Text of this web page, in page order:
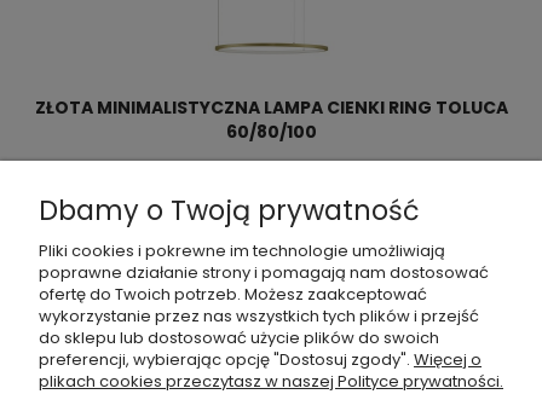
ZŁOTA MINIMALISTYCZNA LAMPA CIENKI RING TOLUCA
60/80/100
Dbamy o Twoją prywatność
Pliki cookies i pokrewne im technologie umożliwiają
poprawne działanie strony i pomagają nam dostosować
ofertę do Twoich potrzeb. Możesz zaakceptować
wykorzystanie przez nas wszystkich tych plików i przejść
do sklepu lub dostosować użycie plików do swoich
preferencji, wybierając opcję "Dostosuj zgody". Więcej o
plikach cookies przeczytasz w naszej Polityce prywatności.